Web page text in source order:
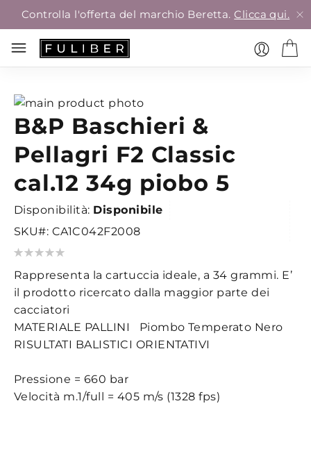
Controlla l'offerta del marchio Beretta.Clicca qui.
Vai
alla
fine
della
galleria
di
immagini
Vai
all'inizio
della
galleria
di
immagini
B&P Baschieri &
Pellagri F2 Classic
cal.12 34g piobo 5
Disponibilità: Disponibile
SKU
CA1C042F2008
Valutazione:
Rappresenta la cartuccia ideale, a 34 grammi. E’
il prodotto ricercato dalla maggior parte dei
cacciatori
MATERIALE PALLINI
Piombo Temperato Nero
RISULTATI BALISTICI ORIENTATIVI
Pressione = 660 bar
Velocità m.1/full = 405 m/s (1328 fps)